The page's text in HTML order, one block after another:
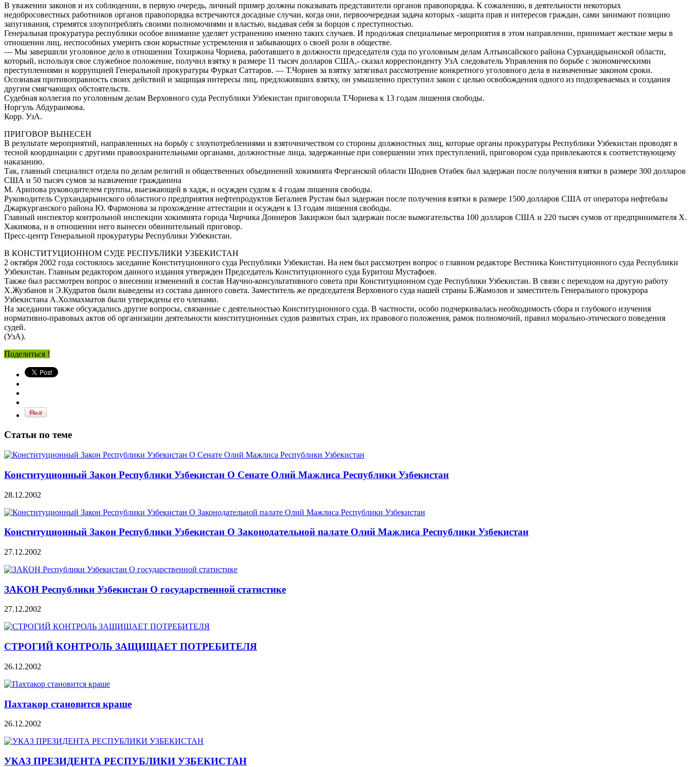
В уважении законов и их соблюдении, в первую очередь, личный пример должны показывать представители органов правопорядка. К сожалению, в деятельности некоторых
недобросовестных работников органов правопорядка встречаются досадные случаи, когда они, первоочередная задача которых -защита прав и интересов граждан, сами занимают позицию
запугивания, стремятся злоупотреблять своими полномочиями и властью, выдавая себя за борцов с преступностью.
Генеральная прокуратура республики особое внимание уделяет устранению именно таких случаев. И продолжая специальные мероприятия в этом направлении, принимает жесткие меры в
отношении лиц, неспособных умерить свои корыстные устремления и забывающих о своей роли в обществе.
— Мы завершили уголовное дело в отношении Тохиржона Чориева, работавшего в должности председателя суда по уголовным делам Алтынсайского района Сурхандарьинской области,
который, используя свое служебное положение, получил взятку в размере 11 тысяч долларов США,- сказал корреспонденту УзА следователь Управления по борьбе с экономическими
преступлениями и коррупцией Генеральной прокуратуры Фуркат Саттаров. — Т.Чориев за взятку затягивал рассмотрение конкретного уголовного дела в назначенные законом сроки.
Осознавая противоправность своих действий и защищая интересы лиц, предложивших взятку, он умышленно преступил закон с целью освобождения одного из подозреваемых и создания
другим смягчающих обстоятельств.
Судебная коллегия по уголовным делам Верховного суда Республики Узбекистан приговорила Т.Чориева к 13 годам лишения свободы.
Норгуль Абдураимова.
Корр. УзА.
ПРИГОВОР ВЫНЕСЕН
В результате мероприятий, направленных на борьбу с злоупотреблениями и взяточничеством со стороны должностных лиц, которые органы прокуратуры Республики Узбекистан проводят в
тесной координации с другими правоохранительными органами, должностные лица, задержанные при совершении этих преступлений, приговором суда привлекаются к соответствующему
наказанию.
Так, главный специалист отдела по делам религий и общественных объединений хокимията Ферганской области Шодиев Отабек был задержан после получения взятки в размере 300 долларов
США и 50 тысяч сумов за назначение гражданина
М. Арипова руководителем группы, выезжающей в хадж, и осужден судом к 4 годам лишения свободы.
Руководитель Сурхандарьинского областного предприятия нефтепродуктов Бегалиев Рустам был задержан после получения взятки в размере 1500 долларов США от оператора нефтебазы
Джаркурганского района Ю. Фармонова за прохождение аттестации и осужден к 13 годам лишения свободы.
Главный инспектор контрольной инспекции хокимията города Чирчика Дониеров Закиржон был задержан после вымогательства 100 долларов США и 220 тысяч сумов от предпринимателя Х.
Хакимова, и в отношении него вынесен обвинительный приговор.
Пресс-центр Генеральной прокуратуры Республики Узбекистан.
В КОНСТИТУЦИОННОМ СУДЕ РЕСПУБЛИКИ УЗБЕКИСТАН
2 октября 2002 года состоялось заседание Конституционного суда Республики Узбекистан. На нем был рассмотрен вопрос о главном редакторе Вестника Конституционного суда Республики
Узбекистан. Главным редактором данного издания утвержден Председатель Конституционного суда Буритош Мустафоев.
Также был рассмотрен вопрос о внесении изменений в состав Научно-консультативного совета при Конституционном суде Республики Узбекистан. В связи с переходом на другую работу
Х.Жузбанов и Э.Кудратов были выведены из состава данного совета. Заместитель же председателя Верховного суда нашей страны Б.Жамолов и заместитель Генерального прокурора
Узбекистана А.Холмахматов были утверждены его членами.
На заседании также обсуждались другие вопросы, связанные с деятельностью Конституционного суда. В частности, особо подчеркивалась необходимость сбора и глубокого изучения
нормативно-правовых актов об организации деятельности конституционных судов развитых стран, их правового положения, рамок полномочий, правил морально-этического поведения
судей.
(УзА).
Поделиться !
Статьи по теме
Конституционный Закон Республики Узбекистан О Сенате Олий Мажлиса Республики Узбекистан
28.12.2002
Конституционный Закон Республики Узбекистан О Законодательной палате Олий Мажлиса Республики Узбекистан
27.12.2002
ЗАКОН Республики Узбекистан О государственной статистике
27.12.2002
СТРОГИЙ КОНТРОЛЬ ЗАЩИЩАЕТ ПОТРЕБИТЕЛЯ
26.12.2002
Пахтакор становится краше
26.12.2002
УКАЗ ПРЕЗИДЕНТА РЕСПУБЛИКИ УЗБЕКИСТАН